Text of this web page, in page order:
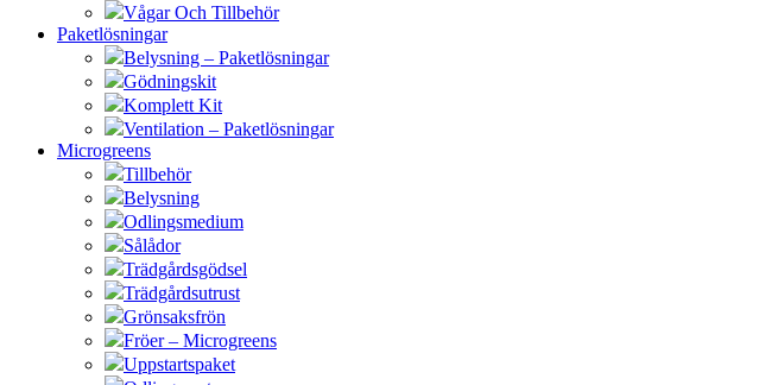
Vågar Och Tillbehör
Paketlösningar
Belysning – Paketlösningar
Gödningskit
Komplett Kit
Ventilation – Paketlösningar
Microgreens
Tillbehör
Belysning
Odlingsmedium
Sålådor
Trädgårdsgödsel
Trädgårdsutrust
Grönsaksfrön
Fröer – Microgreens
Uppstartspaket